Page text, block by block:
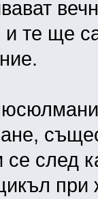
и те ще
се след
при